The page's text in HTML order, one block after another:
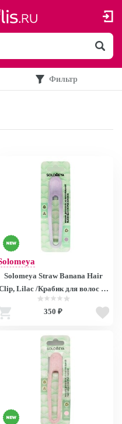
Фильтр
Solomeya Straw Banana Hair
Lilac /Крабик для волос из
натуральной пшеницы в форме
банана, цвет Лиловый
350 ₽